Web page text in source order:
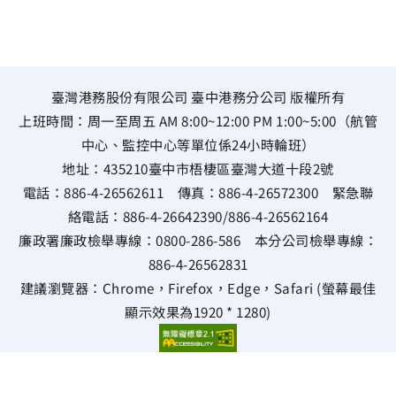
臺灣港務股份有限公司 臺中港務分公司 版權所有
上班時間：周一至周五 AM 8:00~12:00 PM 1:00~5:00（航管
中心、監控中心等單位係24小時輪班）
地址： 435210臺中市梧棲區臺灣大道十段2號
電話：886-4-26562611 傳真：886-4-26572300 緊急聯
絡電話： 886-4-26642390/886-4-26562164
廉政署廉政檢舉專線： 0800-286-586 本分公司檢舉專線：
886-4-26562831
建議瀏覽器：Chrome，Firefox，Edge，Safari (螢幕最佳
顯示效果為1920 * 1280)